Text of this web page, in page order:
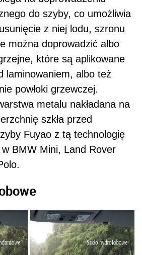
do szyby, co umożliwia
z niej lodu, szronu
można doprowadzić albo
które są aplikowane
laminowaniem, albo też
powłoki grzewczej.
metalu nakładana na
szkła przed
Fuyao z tą technologię
BMW Mini, Land Rover